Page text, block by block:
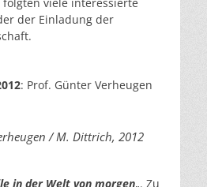
der Einladung der
: Prof. Günter Verheugen
/ M. Dittrich, 2012
in der Welt von morgen„. Zu